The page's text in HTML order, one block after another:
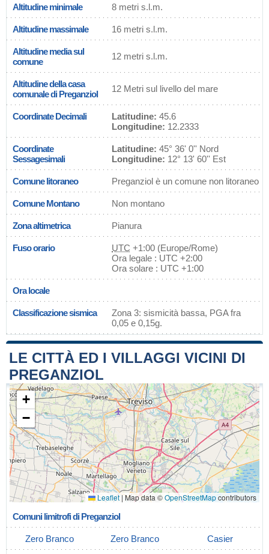
Altitudine minimale 8 metri s.l.m.
Altitudine massimale 16 metri s.l.m.
Altitudine media sul
comune
12 metri s.l.m.
Altitudine della casa
comunale di Preganziol
12 Metri sul livello del mare
Coordinate Decimali Latitudine: 45.6
Longitudine: 12.2333
Coordinate
Sessagesimali
Latitudine: 45° 36' 0'' Nord
Longitudine: 12° 13' 60'' Est
Comune litoraneo Preganziol è un comune non litoraneo
Comune Montano Non montano
Zona altimetrica Pianura
Fuso orario UTC +1:00 (Europe/Rome)
Ora legale : UTC +2:00
Ora solare : UTC +1:00
Ora locale
Classificazione sismica
Zona 3: sismicità bassa, PGA fra
0,05 e 0,15g.
LE CITTÀ ED I VILLAGGI VICINI DI
PREGANZIOL
+
−
Leaflet |Map data ©OpenStreetMapcontributors
Comuni limitrofi di Preganziol
Zero Branco Zero Branco Casier